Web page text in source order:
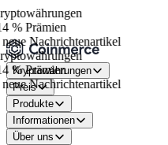
% Prämien
Nachrichtenartikel
% Prämien
Nachrichtenartikel
Kryptowährungen
Preis
Produkte
Informationen
Über uns